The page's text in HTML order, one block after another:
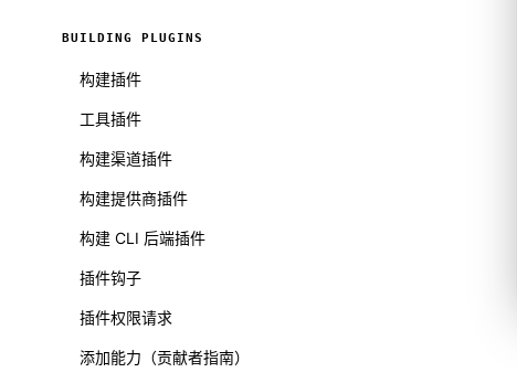
BUILDING PLUGINS
构建插件
工具插件
构建渠道插件
构建提供商插件
构建 CLI 后端插件
插件钩子
插件权限请求
添加能力（贡献者指南）